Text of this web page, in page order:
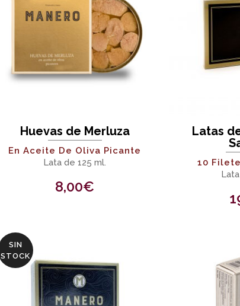
Huevas de Merluza
En Aceite De Oliva Picante
Lata de 125 ml.
8,00€
Latas
10
SIN
STOCK